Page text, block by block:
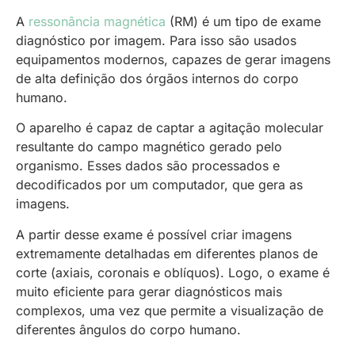
A ressonância magnética (RM) é um tipo de exame
diagnóstico por imagem. Para isso são usados
equipamentos modernos, capazes de gerar imagens
de alta definição dos órgãos internos do corpo
humano.
O aparelho é capaz de captar a agitação molecular
resultante do campo magnético gerado pelo
organismo. Esses dados são processados e
decodificados por um computador, que gera as
imagens.
A partir desse exame é possível criar imagens
extremamente detalhadas em diferentes planos de
corte (axiais, coronais e oblíquos). Logo, o exame é
muito eficiente para gerar diagnósticos mais
complexos, uma vez que permite a visualização de
diferentes ângulos do corpo humano.